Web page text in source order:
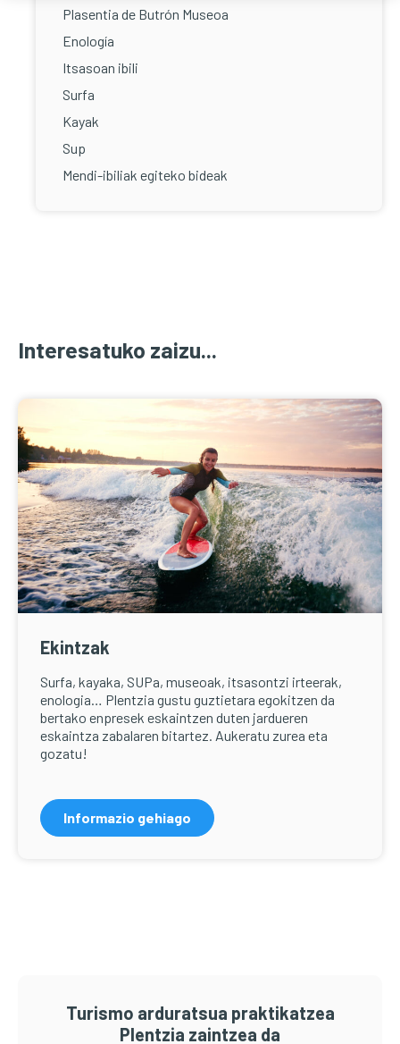
Plasentia de Butrón Museoa
Enología
Itsasoan ibili
Surfa
Kayak
Sup
Mendi-ibiliak egiteko bideak
Interesatuko zaizu...
Ekintzak
Surfa, kayaka, SUPa, museoak, itsasontzi irteerak,
enologia… Plentzia gustu guztietara egokitzen da
bertako enpresek eskaintzen duten jardueren
eskaintza zabalaren bitartez. Aukeratu zurea eta
gozatu!
Informazio gehiago
Turismo arduratsua praktikatzea
Plentzia zaintzea da